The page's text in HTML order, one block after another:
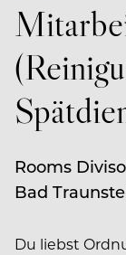
Rooms
Bad
Du liebst